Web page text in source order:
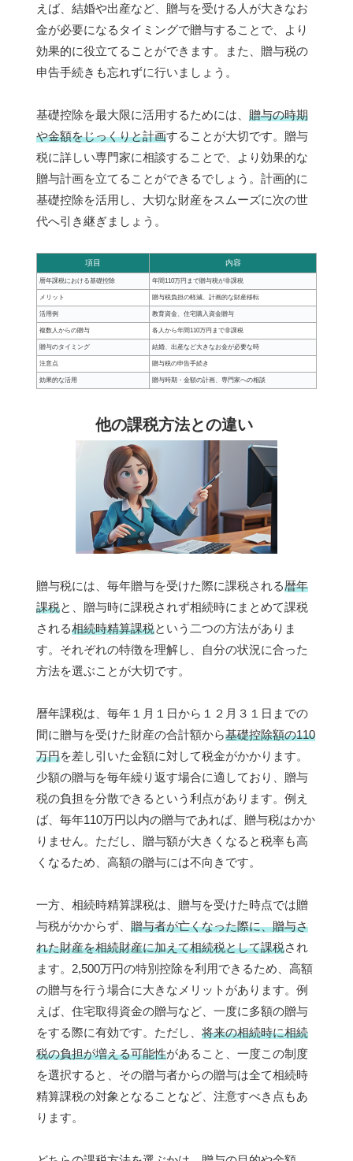
えば、結婚や出産など、贈与を受ける人が大きなお
金が必要になるタイミングで贈与することで、より
効果的に役立てることができます。また、贈与税の
申告手続きも忘れずに行いましょう。
基礎控除を最大限に活用するためには、 贈与の時期
や金額をじっくりと計画することが大切です。贈与
税に詳しい専門家に相談することで、より効果的な
贈与計画を立てることができるでしょう。計画的に
基礎控除を活用し、大切な財産をスムーズに次の世
代へ引き継ぎましょう。
項目 内容
暦年課税における基礎控除 年間110万円まで贈与税が非課税
メリット 贈与税負担の軽減、計画的な財産移転
活用例 教育資金、住宅購入資金贈与
複数人からの贈与 各人から年間110万円まで非課税
贈与のタイミング 結婚、出産など大きなお金が必要な時
注意点 贈与税の申告手続き
効果的な活用 贈与時期・金額の計画、専門家への相談
他の課税方法との違い
贈与税には、毎年贈与を受けた際に課税される暦年
課税と、贈与時に課税されず相続時にまとめて課税
される相続時精算課税という二つの方法がありま
す。それぞれの特徴を理解し、自分の状況に合った
方法を選ぶことが大切です。
暦年課税は、毎年１月１日から１２月３１日までの
間に贈与を受けた財産の合計額から基礎控除額の110
万円を差し引いた金額に対して税金がかかります。
少額の贈与を毎年繰り返す場合に適しており、贈与
税の負担を分散できるという利点があります。例え
ば、毎年110万円以内の贈与であれば、贈与税はかか
りません。ただし、贈与額が大きくなると税率も高
くなるため、高額の贈与には不向きです。
一方、相続時精算課税は、贈与を受けた時点では贈
与税がかからず、 贈与者が亡くなった際に、贈与さ
れた財産を相続財産に加えて相続税として課税され
ます。2,500万円の特別控除を利用できるため、高額
の贈与を行う場合に大きなメリットがあります。例
えば、住宅取得資金の贈与など、一度に多額の贈与
をする際に有効です。ただし、 将来の相続時に相続
税の負担が増える可能性があること、一度この制度
を選択すると、その贈与者からの贈与は全て相続時
精算課税の対象となることなど、注意すべき点もあ
ります。